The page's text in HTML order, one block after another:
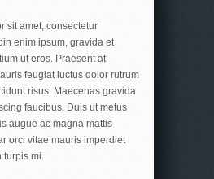
sit amet, consectetur
enim ipsum, gravida et
ut eros. Praesent at
feugiat luctus dolor rutrum
risus. Maecenas gravida
faucibus. Duis ut metus
augue ac magna mattis
orci vitae mauris imperdiet
turpis mi.